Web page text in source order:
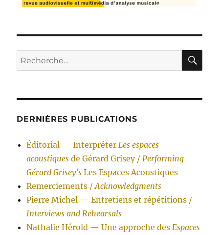
Recherche
pour :
DERNIÈRES PUBLICATIONS
Éditorial — Interpréter Les espaces
acoustiques de Gérard Grisey / Performing
Gérard Grisey’sLes Espaces Acoustiques
Remerciements /Acknowledgments
Pierre Michel — Entretiens et répétitions /
Interviews and Rehearsals
Nathalie Hérold — Une approche des Espaces